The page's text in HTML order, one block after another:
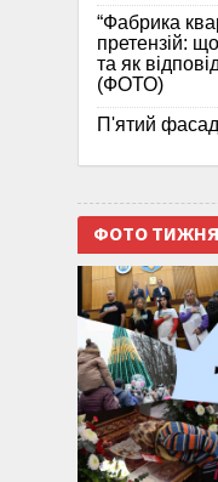
“Фабрика
претензій:
та як
(ФОТО)
П'ятий фасад
ФОТО ТИЖНЯ